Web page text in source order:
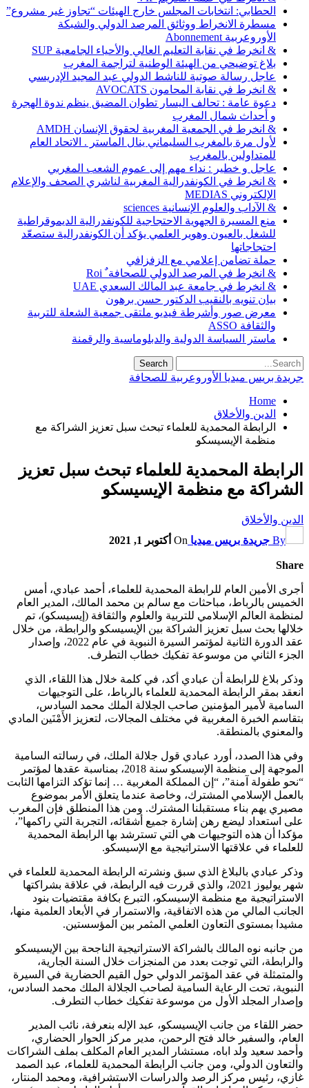
الحطابي: انتخابات المجلس خارج الهيئات “تجاوز غير مشروع”
مسطرة الانخراط ووثائق المرصد الدولي والشبكة
الأوروعربية Abonnement
& انخرط في نقابة التعليم العالي والأحياء الجامعية SUP
بلاغ توضيحي من الهيئة الوطنية لتراجمة المغرب
عاجل رسالة صوتية للناشط الدولي عبد المجيد الإدريسي
& انخرط في نقابة المحامون AVOCATS
دعوة عامة : تحالف اليسار تطوان المضيق ينظم ندوة الهجرة
و أحداث شمال المغرب
& انخرط في الجمعية المغربية لحقوق الإنسان AMDH
لأول مرة بالمغرب السليماني ينال الماستر . الاتحاد العام
للمتداولين بالمغرب
عاجل و خطير : نداء مهم إلى عموم الشعب المغربي
& انخرط في الكونفدرالية المغربية لناشري الصحف والإعلام
الإلكتروني MEDIAS
& الآداب والعلوم الإنسانية sciences
منع المسيرة الجهوية الاحتجاجية للكونفدرالية الديموقراطية
للشغل بالعيون وهوير العلمي يؤكد أن الكونفدرالية ستصعّد
احتجاجاتها
حملة تضامن إعلامي مع الزفزافي
& انخرط في المرصد الدولي للصحافة ٌ Roi
& انخرط في جامعة عبد المالك السعدي UAE
بيان تنويه بالنقيب الدكتور حسن برهون
معرض صور وأشرطة فيديو ملتقى جمعية الشعلة للتربية
والثقافة ASSO
ماستر السياسة الدولية والدبلوماسية والرقمنة
جريدة بريس ميديا الأوروعربية للصحافة
Home
الدين والأخلاق
الرابطة المحمدية للعلماء تبحث سبل تعزيز الشراكة مع
منظمة الإيسيسكو
الرابطة المحمدية للعلماء تبحث سبل تعزيز
الشراكة مع منظمة الإيسيسكو
الدين والأخلاق
By جريدة بريس ميديا On أكتوبر 1, 2021
Share
أجرى الأمين العام للرابطة المحمدية للعلماء، أحمد عبادي، أمس
الخميس بالرباط، مباحثات مع سالم بن محمد المالك، المدير العام
لمنظمة العالم الإسلامي للتربية والعلوم والثقافة (إيسيسكو)، تم
خلالها بحث سبل تعزيز الشراكة بين الإيسيسكو والرابطة، من خلال
عقد الدورة الثانية لمؤتمر السيرة النبوية في عام 2022، وإصدار
الجزء الثاني من موسوعة تفكيك خطاب التطرف.
وذكر بلاغ للرابطة أن عبادي أكد، في كلمة خلال هذا اللقاء، الذي
انعقد بمقر الرابطة المحمدية للعلماء بالرباط، على التوجيهات
السامية لأمير المؤمنين صاحب الجلالة الملك محمد السادس،
بتقاسم الخبرة المغربية في مختلف المجالات، لتعزيز الأَمْنَين المادي
والمعنوي بالمنطقة.
وفي هذا الصدد، أورد عبادي قول جلالة الملك، في رسالته السامية
الموجهة إلى منظمة الإسيسكو سنة 2018، بمناسبة عقدها لمؤتمر
“نحو طفولة آمنة”، “إن المملكة المغربية … إنما تؤكد التزامها الثابت
بالعمل الإسلامي المشترك، وخاصة عندما يتعلق الأمر بموضوع
مصيري يهم بناء مستقبلنا المشترك. ومن هذا المنطلق فإن المغرب
على استعداد ليضع رهن إشارة جميع أشقائه، التجربة التي راكمها”،
مؤكدا أن هذه التوجيهات هي التي تسترشد بها الرابطة المحمدية
للعلماء في علاقتها الاستراتيجية مع الإسيسكو.
وذكر عبادي بالبلاغ الذي سبق ونشرته الرابطة المحمدية للعلماء في
شهر يوليوز 2021، والذي قررت فيه الرابطة، في علاقة بشراكتها
الاستراتيجية مع منظمة الإسيسكو، التبرع بكافة مقتضيات بنود
الجانب المالي من هذه الاتفاقية، والاستمرار في الأبعاد العلمية منها،
مشيدا بمستوى التعاون العلمي المثمر بين المؤسستين.
من جانبه نوه المالك بالشراكة الاستراتيجية الناجحة بين الإيسيسكو
والرابطة، التي توجت بعدد من المنجزات خلال السنة الجارية،
والمتمثلة في عقد المؤتمر الدولي حول القيم الحضارية في السيرة
النبوية، تحت الرعاية السامية لصاحب الجلالة الملك محمد السادس،
وإصدار المجلد الأول من موسوعة تفكيك خطاب التطرف.
حضر اللقاء من جانب الإيسيسكو، عبد الإله بنعرفة، نائب المدير
العام، والسفير خالد فتح الرحمن، مدير مركز الحوار الحضاري،
وأحمد سعيد ولد اباه، مستشار المدير العام المكلف بملف الشراكات
والتعاون الدولي، ومن جانب الرابطة المحمدية للعلماء، عبد الصمد
غازي، رئيس مركز الرصد والدراسات الاستشرافية، ومحمد المنتار،